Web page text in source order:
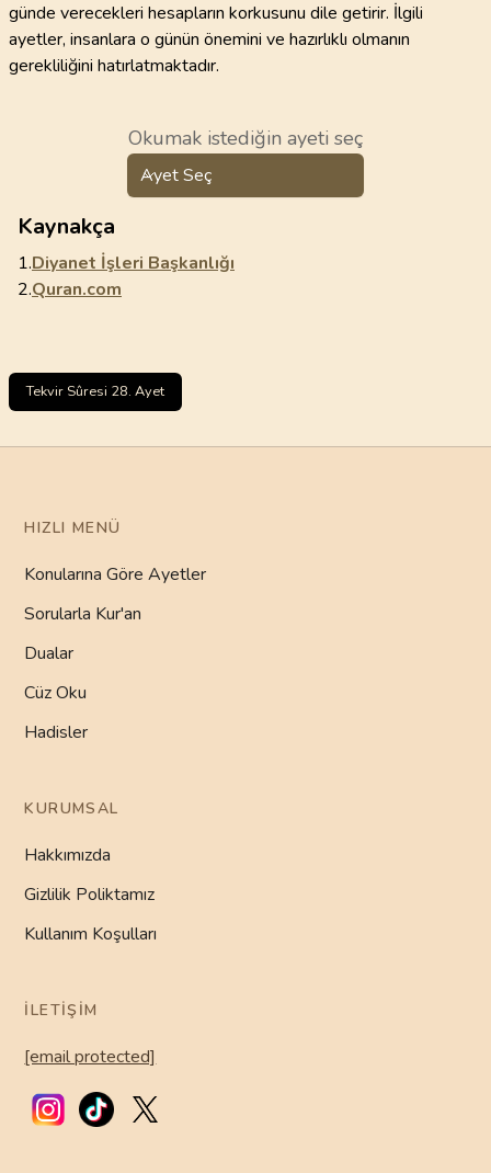
günde verecekleri hesapların korkusunu dile getirir. İlgili
ayetler, insanlara o günün önemini ve hazırlıklı olmanın
gerekliliğini hatırlatmaktadır.
Okumak istediğin ayeti seç
Ayet Seç
Kaynakça
1.Diyanet İşleri Başkanlığı
2.Quran.com
Tekvir Sûresi 28. Ayet
HIZLI MENÜ
Konularına Göre Ayetler
Sorularla Kur'an
Dualar
Cüz Oku
Hadisler
KURUMSAL
Hakkımızda
Gizlilik Poliktamız
Kullanım Koşulları
İLETIŞIM
[email protected]